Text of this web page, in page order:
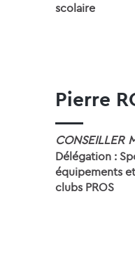
scolaire
Pierre
CONSEILLER
Délégation :
équipements
clubs PROS